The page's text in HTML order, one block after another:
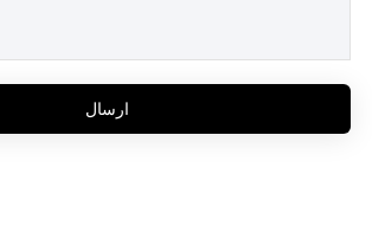
ارسال